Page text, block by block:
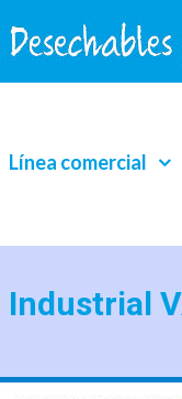
Línea comercial